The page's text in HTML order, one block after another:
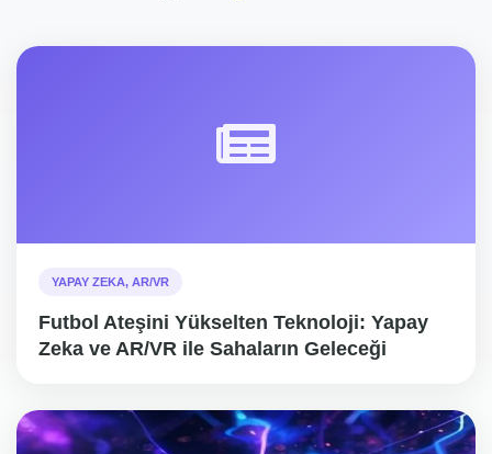
YAPAY ZEKA, AR/VR
Futbol Ateşini Yükselten Teknoloji: Yapay
Zeka ve AR/VR ile Sahaların Geleceği